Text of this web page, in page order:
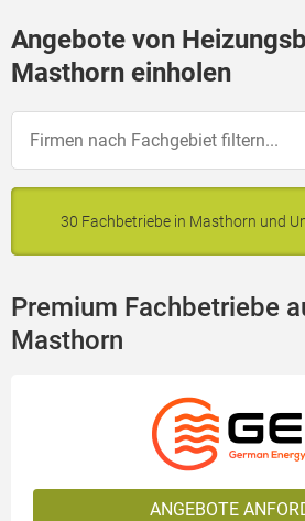
Angebote von
Masthorn einholen
30 Fachbetriebe in Masthorn und
Premium Fachbetriebe
Masthorn
ANGEBOTE